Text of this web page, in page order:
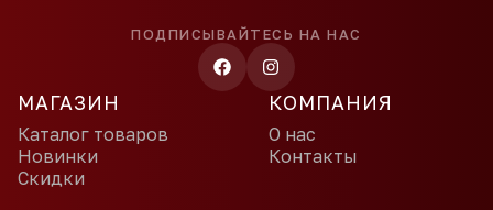
ПОДПИСЫВАЙТЕСЬ НА НАС
МАГАЗИН
Каталог товаров
Новинки
Скидки
КОМПАНИЯ
О нас
Контакты